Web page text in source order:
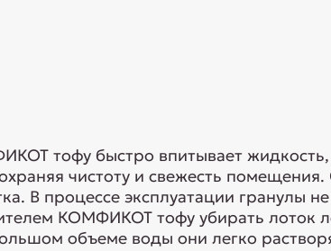
тофу быстро впитывает
чистоту и свежесть
В процессе эксплуатации гранулы
КОМФИКОТ тофу убирать лоток
объеме воды они легко